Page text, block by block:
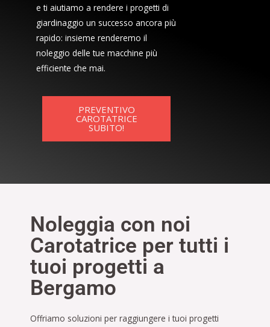
e ti aiutiamo a rendere i progetti di
giardinaggio un successo ancora più
rapido: insieme renderemo il
noleggio delle tue macchine più
efficiente che mai.
PREVENTIVO
CAROTATRICE
SUBITO!
Noleggia con noi
Carotatrice per tutti i
tuoi progetti a
Bergamo
Offriamo soluzioni per raggiungere i tuoi progetti